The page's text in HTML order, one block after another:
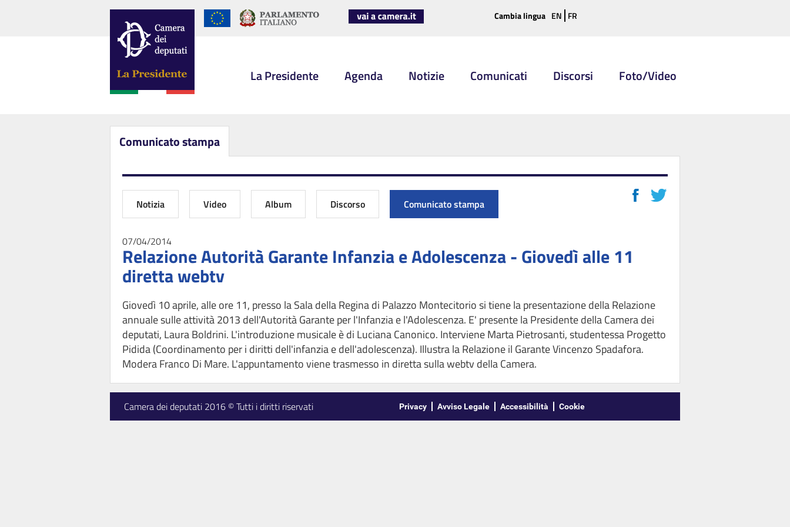
Cambia lingua EN FR
La Presidente Agenda Notizie Comunicati Discorsi Foto/Video
Comunicato stampa
Notizia Video Album Discorso Comunicato stampa
07/04/2014
Relazione Autorità Garante Infanzia e Adolescenza - Giovedì alle 11
diretta webtv
Giovedì 10 aprile, alle ore 11, presso la Sala della Regina di Palazzo Montecitorio si tiene la presentazione della Relazione
annuale sulle attività 2013 dell'Autorità Garante per l'Infanzia e l'Adolescenza. E' presente la Presidente della Camera dei
deputati, Laura Boldrini. L'introduzione musicale è di Luciana Canonico. Interviene Marta Pietrosanti, studentessa Progetto
Pidida (Coordinamento per i diritti dell'infanzia e dell'adolescenza). Illustra la Relazione il Garante Vincenzo Spadafora.
Modera Franco Di Mare. L'appuntamento viene trasmesso in diretta sulla webtv della Camera.
Camera dei deputati 2016 © Tutti i diritti riservati Privacy Avviso Legale Accessibilità Cookie